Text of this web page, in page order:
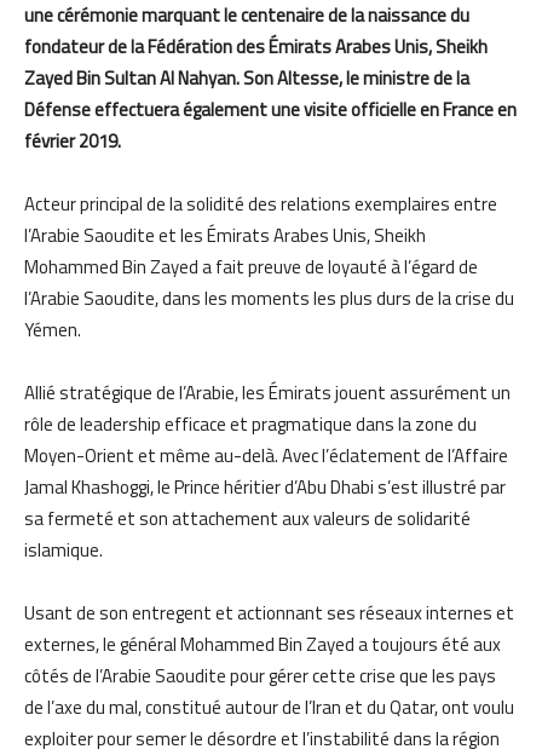
une cérémonie marquant le centenaire de la naissance du
fondateur de la Fédération des Émirats Arabes Unis, Sheikh
Zayed Bin Sultan Al Nahyan. Son Altesse, le ministre de la
Défense effectuera également une visite officielle en France en
février 2019.
Acteur principal de la solidité des relations exemplaires entre
l’Arabie Saoudite et les Émirats Arabes Unis, Sheikh
Mohammed Bin Zayed a fait preuve de loyauté à l’égard de
l’Arabie Saoudite, dans les moments les plus durs de la crise du
Yémen.
Allié stratégique de l’Arabie, les Émirats jouent assurément un
rôle de leadership efficace et pragmatique dans la zone du
Moyen-Orient et même au-delà. Avec l’éclatement de l’Affaire
Jamal Khashoggi, le Prince héritier d’Abu Dhabi s’est illustré par
sa fermeté et son attachement aux valeurs de solidarité
islamique.
Usant de son entregent et actionnant ses réseaux internes et
externes, le général Mohammed Bin Zayed a toujours été aux
côtés de l’Arabie Saoudite pour gérer cette crise que les pays
de l’axe du mal, constitué autour de l’Iran et du Qatar, ont voulu
exploiter pour semer le désordre et l’instabilité dans la région